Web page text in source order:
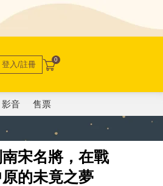
登入/註冊 0
影音 售票
宋名將，在戰
的未竟之夢